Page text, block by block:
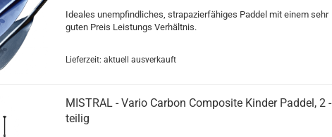
Ideales unempfindliches, strapazierfähiges Paddel mit einem sehr
guten Preis Leistungs Verhältnis.
Lieferzeit: aktuell ausverkauft
MISTRAL - Vario Carbon Composite Kinder Paddel, 2 -
teilig